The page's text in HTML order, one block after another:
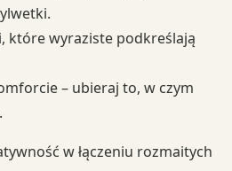
które wyraziste podkreślają
– ubieraj to, w czym
w łączeniu rozmaitych